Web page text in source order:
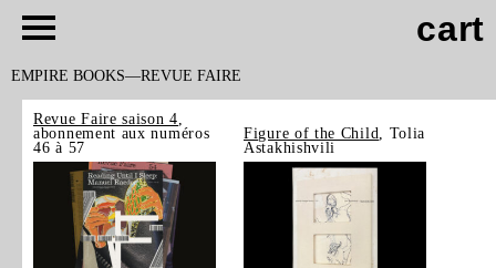
cart
EMPIRE BOOKS REVUE FAIRE
Revue Faire saison 4
abonnement aux numéros
46 à 57
Figure of the Child
, Tolia
Astakhishvili